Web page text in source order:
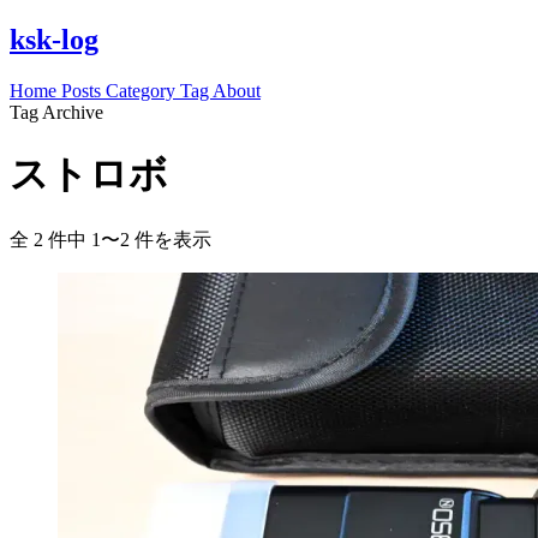
ksk-log
Home Posts Category Tag About
Tag Archive
ストロボ
全 2 件中 1〜2 件を表示